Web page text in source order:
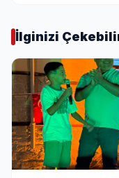
İlginizi